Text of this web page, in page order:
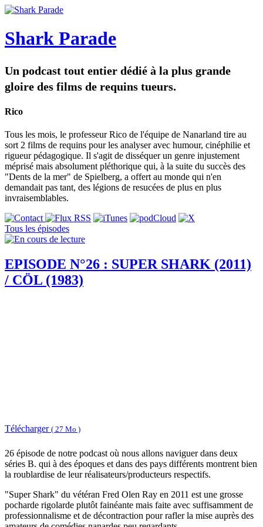
Shark Parade
Un podcast tout entier dédié à la plus grande
gloire des films de requins tueurs.
Rico
Tous les mois, le professeur Rico de l'équipe de Nanarland tire au
sort 2 films de requins pour les analyser avec humour, cinéphilie et
rigueur pédagogique. Il s'agit de disséquer un genre injustement
méprisé mais absolument pléthorique qui, à la suite du succès des
"Dents de la mer" de Spielberg, a offert au monde qui n'en
demandait pas tant, des légions de resucées de plus en plus
invraisemblables.
Tous les épisodes
EPISODE N°26 : SUPER SHARK (2011)
/ CÖL (1983)
Télécharger ( 27 Mo )
26 épisode de notre podcast où nous allons naviguer dans deux
séries B. qui à des époques et dans des pays différents montrent bien
la roublardise de leur réalisateurs/producteurs respectifs.
"Super Shark" du vétéran Fred Olen Ray en 2011 est une grosse
pocharde rigolarde plutôt fainéante mais faite avec suffisamment de
professionnalisme et de décontraction pour rafler la mise auprès des